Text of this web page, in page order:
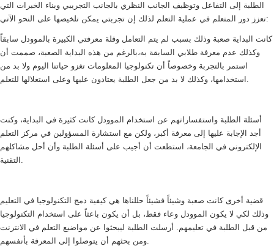
الطلبة إلى التفاعل وتوظيف الجانب النظري بالجانب التجريبي وبناء الخبرات التي
تعزز دور المتعلم في عملية التعلم لذلك إن تجربتي يمكن تلخيصها على النحو الآتي:
كانت البداية صعبة وذلك بسبب لم يتم التعامل وقلة معرفتي الكبيرة بالموودل سابقاً
وكذلك عدم معرفة طلابي السابقة به،بالرغم من هذه البداية الصعبة، صممت أن
استمر بالتجربة وخصوصاً أن تكنولوجيا المعلومات تغزو حياتنا اليوم ولا بد من
استخدامها، وكذلك لا بد من جعل الطلبة يعتادون عليها وعلى استغلالها للتعلم.
أسئلة الطلبة واستفساراتهم عن استخدام الموودل كانت كثيرة في البداية، وكنت
أجد الإجابة عليها إلى معرفة أكبر، ولكن مع استشارة المسؤولين في مركز التعلم
الإلكتروني في الجامعة، استطعت أن أجيب على أسئلة الطلبة وأن أحل مشاكلهم
التقنية.
قضية أخرى كانت صعبة وشيئاً فشيئاً حللناها هي كيفية دمج التكنولوجيا في التعليم
وذلك لكي لا يكون الموودل وعاء فقط، بل أن يكون باعثاً على استخدام التكنولوجيا
من قبل الطلبة في تعليمهم. أرسلت الطلبة ليبحثوا عن مواضيع التعلم في الانترنت
ومن بحثهم أن يتوصلوا إلى المعرفة بأنفسهم.